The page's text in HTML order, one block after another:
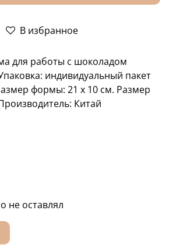
В избранное
для работы с шоколадом
индивидуальный пакет
формы: 21 х 10 см. Размер
Китай
не оставлял